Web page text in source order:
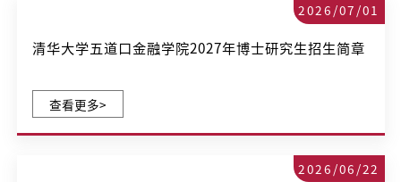
2026/07/01
清华大学五道口金融学院2027年博士研究生招生简章
查看更多>
2026/06/22